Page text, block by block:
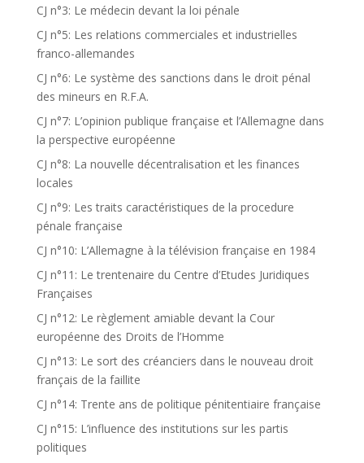
CJ n°3: Le médecin devant la loi pénale
CJ n°5: Les relations commerciales et industrielles
franco-allemandes
CJ n°6: Le système des sanctions dans le droit pénal
des mineurs en R.F.A.
CJ n°7: L’opinion publique française et l’Allemagne dans
la perspective européenne
CJ n°8: La nouvelle décentralisation et les finances
locales
CJ n°9: Les traits caractéristiques de la procedure
pénale française
CJ n°10: L’Allemagne à la télévision française en 1984
CJ n°11: Le trentenaire du Centre d’Etudes Juridiques
Françaises
CJ n°12: Le règlement amiable devant la Cour
européenne des Droits de l’Homme
CJ n°13: Le sort des créanciers dans le nouveau droit
français de la faillite
CJ n°14: Trente ans de politique pénitentiaire française
CJ n°15: L’influence des institutions sur les partis
politiques